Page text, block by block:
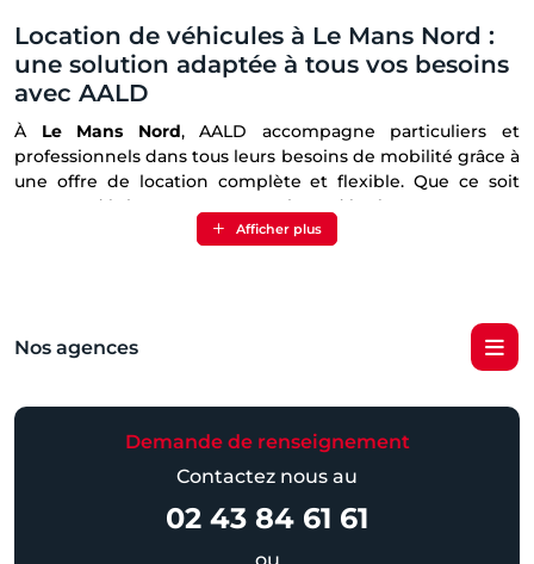
Location de véhicules à Le Mans Nord :
une solution adaptée à tous vos besoins
avec AALD
À Le Mans Nord, AALD accompagne particuliers et
professionnels dans tous leurs besoins de mobilité grâce à
une offre de location complète et flexible. Que ce soit
pour un déplacement ponctuel, un déménagement, une
activité professionnelle ou un besoin spécifique de
bénéficie d'une solution fiable, économique et
parfaitement adaptée à ses attentes.
Des véhicules de location adaptés à
chaque projet
AALD met à disposition une large variété de véhicules
comme aux demandes plus spécifiques. Les véhicules de
Afficher plus
Nos agences
Demande de renseignement
Contactez nous au
02 43 84 61 61